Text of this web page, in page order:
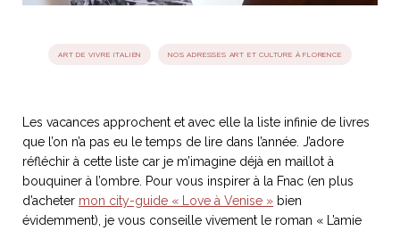
AND I WEBSERIE
ART DE VIVRE ITALIEN NOS ADRESSES ART ET CULTURE À FLORENCE
Les vacances approchent et avec elle la liste infinie de livres
que l’on n’a pas eu le temps de lire dans l’année. J’adore
réfléchir à cette liste car je m’imagine déjà en maillot à
bouquiner à l’ombre. Pour vous inspirer à la Fnac (en plus
d’acheter mon city-guide « Love à Venise » bien
évidemment), je vous conseille vivement le roman « L’amie